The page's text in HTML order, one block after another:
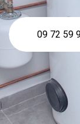
09 72 59